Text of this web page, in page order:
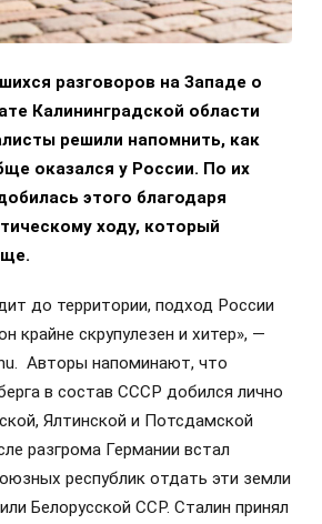
разговоров на Западе о
Калининградской области
решили напомнить, как
оказался у России. По их
этого благодаря
ходу, который
до территории, подход России
крайне скрупулезен и хитер», —
Авторы напоминают, что
в состав СССР добился лично
Ялтинской и Потсдамской
разгрома Германии встал
республик отдать эти земли
Белорусской ССР. Сталин принял